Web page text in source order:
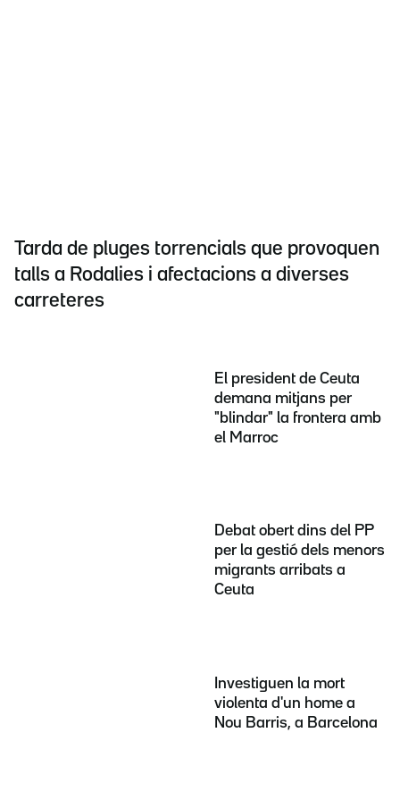
Tarda de pluges torrencials que provoquen
talls a Rodalies i afectacions a diverses
carreteres
El president de Ceuta
demana mitjans per
"blindar" la frontera amb
el Marroc
Debat obert dins del PP
per la gestió dels menors
migrants arribats a
Ceuta
Investiguen la mort
violenta d'un home a
Nou Barris, a Barcelona